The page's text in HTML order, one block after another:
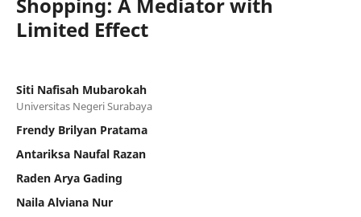
Limited Effect
Siti Nafisah Mubarokah
Universitas Negeri Surabaya
Frendy Brilyan Pratama
Antariksa Naufal Razan
Raden Arya Gading
Naila Alviana Nur